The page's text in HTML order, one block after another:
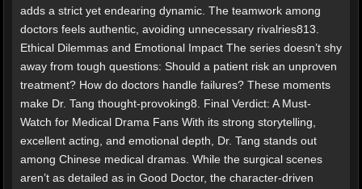
adds a strict yet endearing dynamic. The teamwork among
doctors feels authentic, avoiding unnecessary rivalries813.
Ethical Dilemmas and Emotional Impact The series doesn’t shy
away from tough questions: Should a patient risk an unproven
treatment? How do doctors handle failures? These moments
make Dr. Tang thought-provoking8. Final Verdict: A Must-
Watch for Medical Drama Fans With its strong storytelling,
excellent acting, and emotional depth, Dr. Tang stands out
among Chinese medical dramas. While the surgical scenes
aren’t as detailed as in Good Doctor, the character-driven